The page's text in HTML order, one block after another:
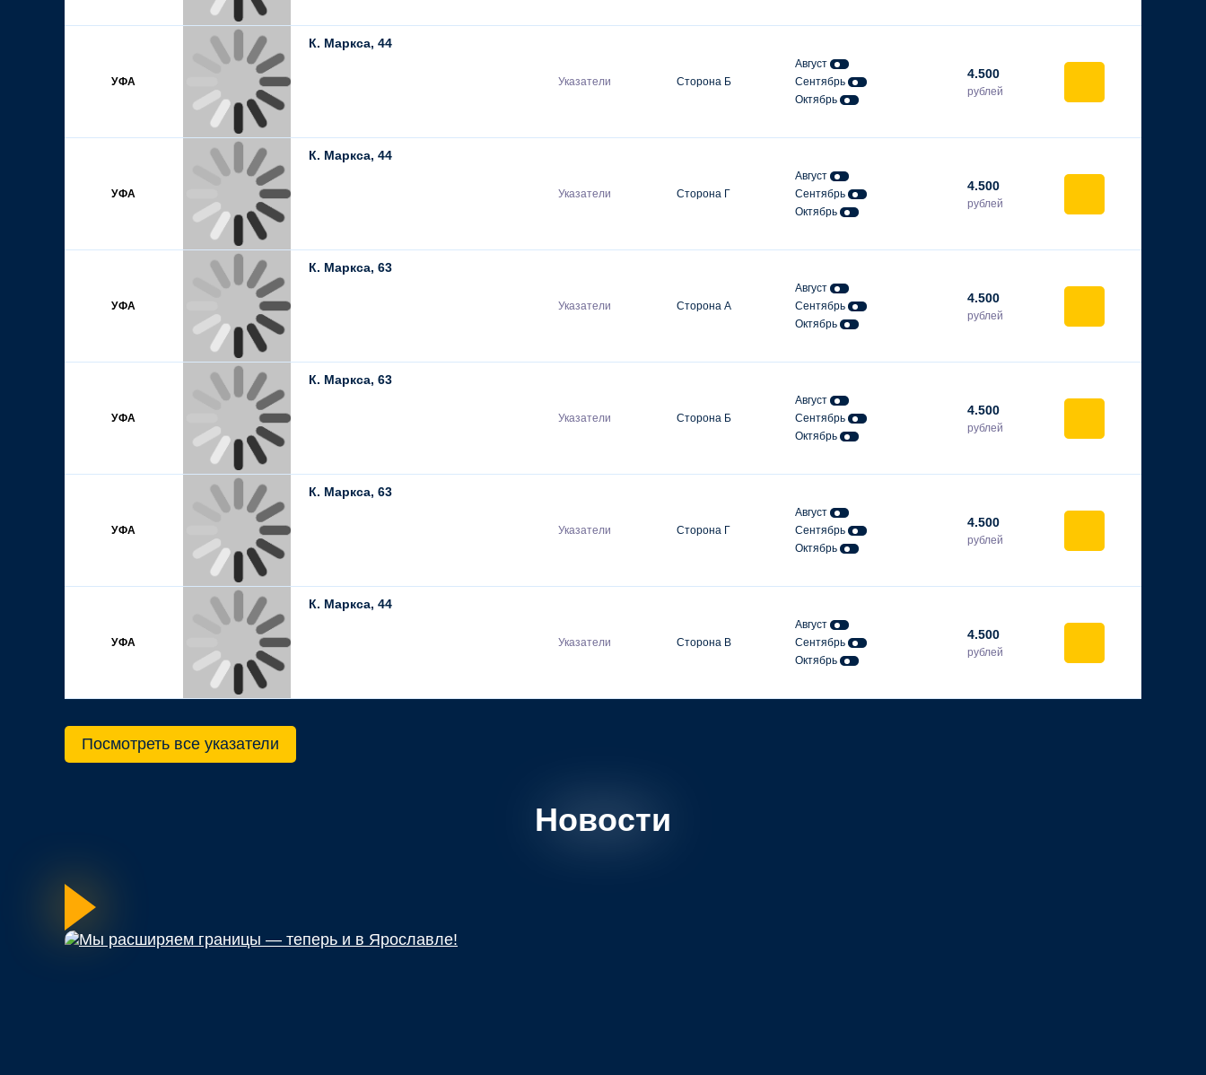
УФА
К. Маркса, 44
Указатели Сторона Б
Август
Сентябрь
Октябрь
4.500
рублей
УФА
К. Маркса, 44
Указатели Сторона Г
Август
Сентябрь
Октябрь
4.500
рублей
УФА
К. Маркса, 63
Указатели Сторона А
Август
Сентябрь
Октябрь
4.500
рублей
УФА
К. Маркса, 63
Указатели Сторона Б
Август
Сентябрь
Октябрь
4.500
рублей
УФА
К. Маркса, 63
Указатели Сторона Г
Август
Сентябрь
Октябрь
4.500
рублей
УФА
К. Маркса, 44
Указатели Сторона В
Август
Сентябрь
Октябрь
4.500
рублей
Посмотреть все указатели
Новости